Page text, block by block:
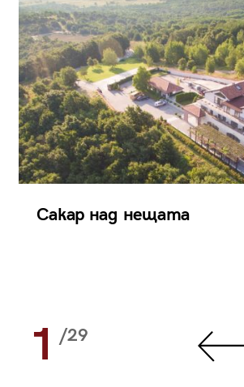
Сакар над нещата
1 /29